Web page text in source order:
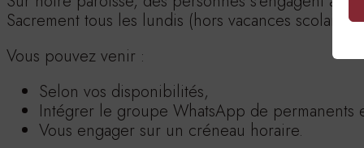
Sacrement tous les lundis (hors vacances
Vous pouvez venir :
Selon vos disponibilités,
Intégrer le groupe WhatsApp de permanents
Vous engager sur un créneau horaire.